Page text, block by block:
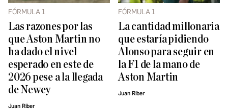
FÓRMULA 1
Las razones por las
que Aston Martin no
ha dado el nivel
esperado en este de
2026 pese a la llegada
de Newey
Juan Riber
FÓRMULA 1
La cantidad millonaria
que estaría pidiendo
Alonso para seguir en
la F1 de la mano de
Aston Martin
Juan Riber